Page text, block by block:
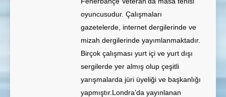
oyuncusudur. Çalışmaları
gazetelerde, internet dergilerinde ve
mizah dergilerinde yayımlanmaktadır.
Birçok çalışması yurt içi ve yurt dışı
sergilerde yer almış olup çeşitli
yarışmalarda jüri üyeliği ve başkanlığı
yapmıştır.Londra’da yayınlanan